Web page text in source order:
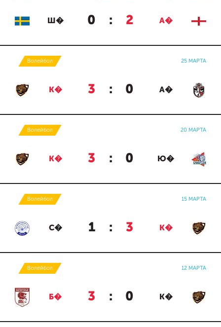
Ш� 0 : 2 А�
Волейбол 25 МАРТА
К� 3 : 0 А�
Волейбол 20 МАРТА
К� 3 : 0 Ю�
Волейбол 15 МАРТА
С� 1 : 3 К�
Волейбол 12 МАРТА
Б� 3 : 0 К�